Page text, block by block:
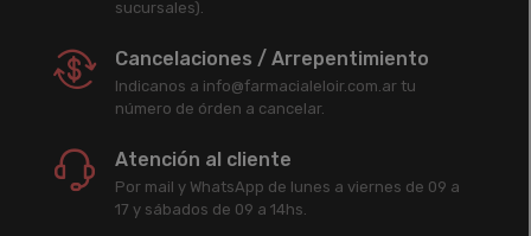
sucursales).
Cancelaciones / Arrepentimiento
Indicanos a info@farmacialeloir.com.ar tu
número de órden a cancelar.
Atención al cliente
Por mail y WhatsApp de lunes a viernes de 09 a
17 y sábados de 09 a 14hs.